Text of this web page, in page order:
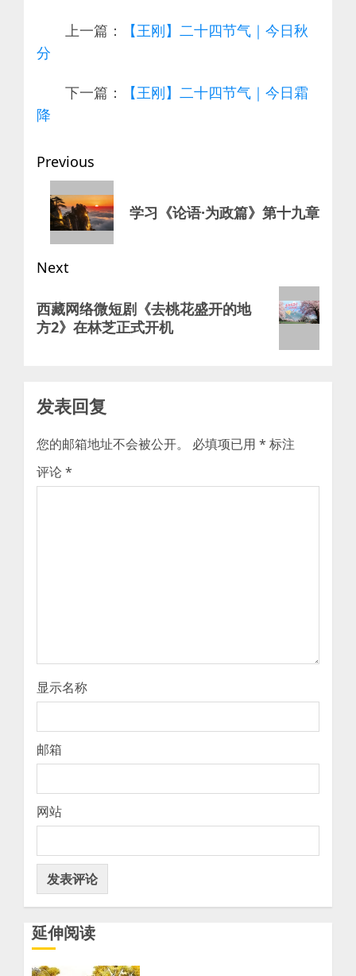
上一篇：
【王刚】二十四节气｜今日秋
分
下一篇：
【王刚】二十四节气｜今日霜
降
Post
navigation
Previous
Previous
post:
学习《论语·为政篇》第十九章
Next
Next
post:
西藏网络微短剧《去桃花盛开的地
方2》在林芝正式开机
发表回复
您的邮箱地址不会被公开。 必填项已用 * 标注
评论*
显示名称
邮箱
网站
延伸阅读